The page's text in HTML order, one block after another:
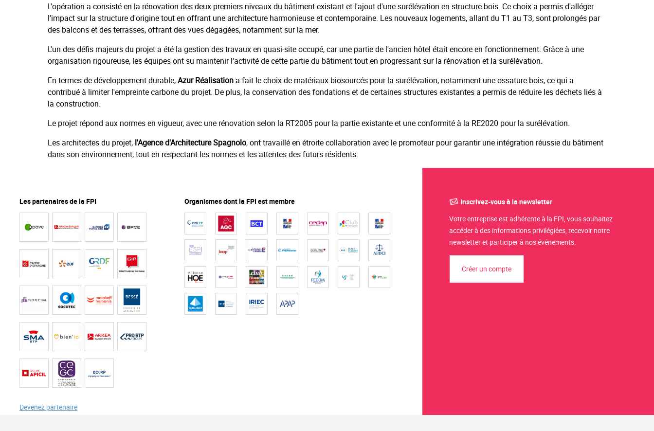
L'opération a consisté en la rénovation des deux premiers niveaux du bâtiment existant et l'ajout d'une surélévation en structure bois. Ce choix a permis d'alléger
l'impact sur la structure d'origine tout en offrant une architecture harmonieuse et contemporaine. Les nouveaux logements, allant du T1 au T3, sont prolongés par
des balcons et des terrasses, offrant des vues dégagées, notamment sur la mer.
L'un des défis majeurs du projet a été la gestion des travaux en quasi-site occupé, car une partie de l'ancien hôtel était encore en fonctionnement. Grâce à une
organisation rigoureuse, les équipes ont su maintenir l'activité de cette partie du bâtiment tout en progressant sur la rénovation et la surélévation.
En termes de développement durable,Azur Réalisation a fait le choix de matériaux biosourcés pour la surélévation, notamment une ossature bois, ce qui a
contribué à limiter l'empreinte carbone du projet. De plus, la conservation des fondations et de certaines structures existantes a permis de réduire les déchets liés à
la construction.
Le projet répond aux normes en vigueur, avec une rénovation selon la RT2005 pour la partie existante et une conformité à la RE2020 pour la surélévation.
Les architectes du projet, l'Agence d'Architecture Spagnolo, ont travaillé en étroite collaboration avec le promoteur pour garantir une intégration réussie du bâtiment
dans son environnement, tout en respectant les normes et les attentes des futurs résidents.
Les partenaires de la FPI
Devenez partenaire
Organismes dont la FPI est membre
Inscrivez-vous à la newsletter
Votre entreprise est adhérente à la FPI, vous souhaitez
accéder à des informations privilégiées, recevoir notre
newsletter et participer à nos événements.
Créer un compte